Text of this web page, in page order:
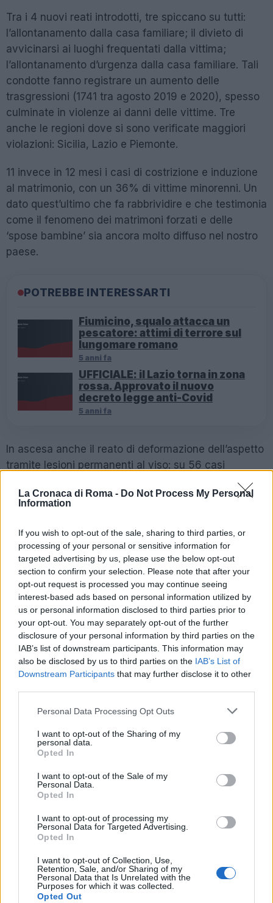
La Cronaca di Roma - Do Not Process My Personal
Information
If you wish to opt-out of the sale, sharing to third parties, or
processing of your personal or sensitive information for
targeted advertising by us, please use the below opt-out
section to confirm your selection. Please note that after your
opt-out request is processed you may continue seeing
interest-based ads based on personal information utilized by
us or personal information disclosed to third parties prior to
your opt-out. You may separately opt-out of the further
disclosure of your personal information by third parties on the
IAB’s list of downstream participants. This information may
also be disclosed by us to third parties on the IAB’s List of
Downstream Participants that may further disclose it to other
Please note that this website/app uses one or more Google
not limited to your visit or usage behaviour. You may click to
grant or deny consent to Google and its third-party tags to
use your data for below specified purposes in below Google
consent section.
Personal Data Processing Opt Outs
I want to opt-out of the Sharing of my
personal data.
Opted In
I want to opt-out of the Sale of my
Personal Data.
Opted In
I want to opt-out of processing my
Personal Data for Targeted Advertising.
Opted In
I want to opt-out of Collection, Use,
Retention, Sale, and/or Sharing of my
Personal Data that Is Unrelated with the
Purposes for which it was collected.
Opted Out
Tra i 4 nuovi reati introdotti, tre spiccano su tutti:
l’allontanamento dalla casa familiare; il divieto di
avvicinarsi ai luoghi frequentati dalla vittima;
l’allontanamento d’urgenza dalla casa familiare. Tali
condotte fanno registrare un aumento delle
trasgressioni (1741 tra agosto 2019 e 2020), spesso
culminate in violenze ai danni delle vittime. Tre
anche le regioni dove si sono verificate maggiori
violazioni: Sicilia, Lazio e Piemonte.
11 invece in 12 mesi i casi di costrizione e induzione
al matrimonio, con un 36% di vittime minorenni. Un
dato quest’ultimo che fa rabbrividire e che testimonia
come il fenomeno dei matrimoni forzati e delle
‘spose bambine’ sia ancora molto diffuso nel nostro
paese.
POTREBBE INTERESSARTI
Fiumicino, squalo attacca un
pescatore: attimi di terrore sul
lungomare romano
5 anni fa
UFFICIALE: il Lazio torna in zona
rossa. Approvato il nuovo
decreto legge anti-Covid
5 anni fa
In ascesa anche il reato di deformazione dell’aspetto
tramite lesioni permanenti al viso: su 56 casi
denunciati, gli uomini nel 76% sono stati vittime,
mentre nel 92% autori. Così come il ‘revenge porn’,
reati denunciati, con l’81% di vittime donne (di cui
l’83% maggiorenni e l’89% italiane). Capofila delle
denunce la Lombardia, seguita da Sicilia e
Campania, con un picco registrato nel mese di
maggio.
E passiamo agli indicatori di violenza di genere
(stalking, maltrattamenti in famiglia e violenze
sessuali). Tra gennaio e settembre di quest’anno,
rispetto a dodici mesi fa, i casi sono diminuiti, forse
80% di vittime italiane, mentre tra le straniere
spiccano quelle romene, più presenti sul territorio
nazionale. Della stessa età gli autori, in prevalenza
Quanto ai provvedimenti amministrativi, da gennaio
Questori: per la precisione, 1055 per stalking; 956
per violenza domestica e 352 provvedimenti di
In aumento gli omicidi di donne: nei primi nove mesi
del 2020, rispetto allo stesso periodo dell’anno